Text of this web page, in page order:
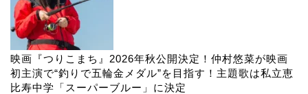
映画『つりこまち』2026年秋公開決定！仲村悠菜が映画
初主演で“釣りで五輪金メダル”を目指す！主題歌は私立恵
比寿中学「スーパーブルー」に決定